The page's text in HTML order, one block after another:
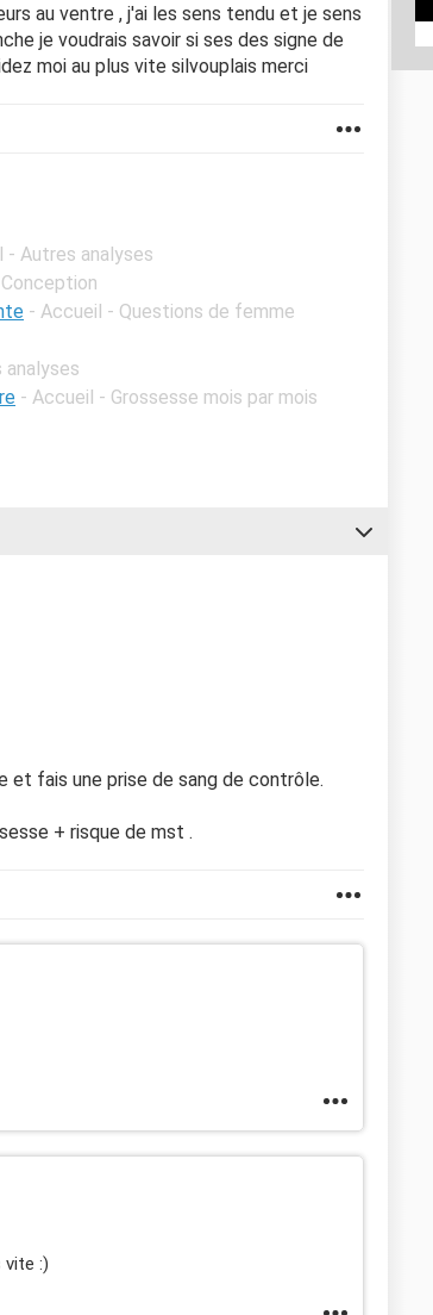
au ventre , j'ai les sens tendu et je sens
je voudrais savoir si ses des signe de
moi au plus vite silvouplais merci
- Autres analyses
- Accueil - Questions de femme
- Accueil - Grossesse mois par mois
et fais une prise de sang de contrôle.
+ risque de mst .
vite :)